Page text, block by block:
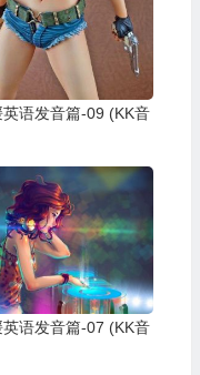
语发音篇-09 (KK音
语发音篇-07 (KK音